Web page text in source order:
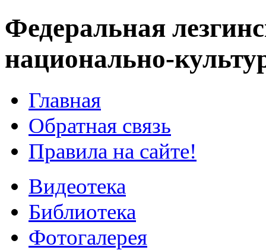
Федеральная
национально-
Главная
Обратная связь
Правила на сайте!
Видеотека
Библиотека
Фотогалерея